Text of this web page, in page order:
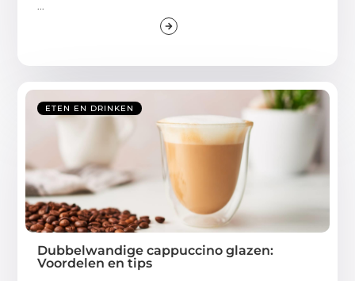
ETEN EN DRINKEN
Dubbelwandige cappuccino glazen:
Voordelen en tips